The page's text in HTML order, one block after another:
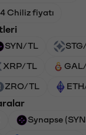
Chiliz fiyatı
SYN/TL
XRP/TL
ZRO/TL
Synapse